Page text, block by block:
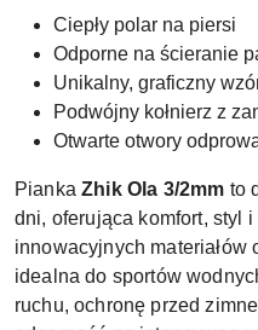
Ciepły polar na piersi
Odporne na ścieranie
Unikalny, graficzny
Podwójny kołnierz z
Otwarte otwory
PiankaZhik Ola 3/2mm to
dni, oferująca komfort, styl
innowacyjnych
idealna do sportów
ruchu, ochronę przed